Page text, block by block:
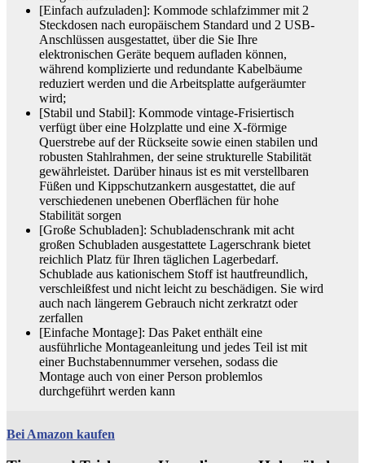
[Einfach aufzuladen]: Kommode schlafzimmer mit 2
Steckdosen nach europäischem Standard und 2 USB-
Anschlüssen ausgestattet, über die Sie Ihre
elektronischen Geräte bequem aufladen können,
während komplizierte und redundante Kabelbäume
reduziert werden und die Arbeitsplatte aufgeräumter
wird;
[Stabil und Stabil]: Kommode vintage-Frisiertisch
verfügt über eine Holzplatte und eine X-förmige
Querstrebe auf der Rückseite sowie einen stabilen und
robusten Stahlrahmen, der seine strukturelle Stabilität
gewährleistet. Darüber hinaus ist es mit verstellbaren
Füßen und Kippschutzankern ausgestattet, die auf
verschiedenen unebenen Oberflächen für hohe
Stabilität sorgen
[Große Schubladen]: Schubladenschrank mit acht
großen Schubladen ausgestattete Lagerschrank bietet
reichlich Platz für Ihren täglichen Lagerbedarf.
Schublade aus kationischem Stoff ist hautfreundlich,
verschleißfest und nicht leicht zu beschädigen. Sie wird
auch nach längerem Gebrauch nicht zerkratzt oder
zerfallen
[Einfache Montage]: Das Paket enthält eine
ausführliche Montageanleitung und jedes Teil ist mit
einer Buchstabennummer versehen, sodass die
Montage auch von einer Person problemlos
durchgeführt werden kann
Bei Amazon kaufen